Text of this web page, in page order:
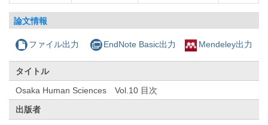
論文情報
ファイル出力 EndNote Basic出力 Mendeley出力
タイトル
Osaka Human Sciences Vol.10 目次
出版者